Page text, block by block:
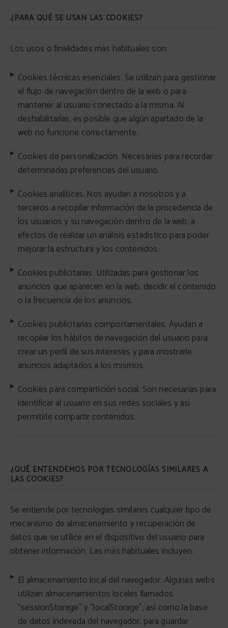
¿PARA QUÉ SE USAN LAS COOKIES?
Los usos o finalidades más habituales son:
Cookies técnicas esenciales. Se utilizan para gestionar
el flujo de navegación dentro de la web o para
mantener al usuario conectado a la misma. Al
deshabilitarlas, es posible que algún apartado de la
web no funcione correctamente.
Cookies de personalización. Necesarias para recordar
determinadas preferencias del usuario.
Cookies analíticas. Nos ayudan a nosotros y a
terceros a recopilar información de la procedencia de
los usuarios y su navegación dentro de la web, a
efectos de realizar un análisis estadístico para poder
mejorar la estructura y los contenidos.
Cookies publicitarias. Utilizadas para gestionar los
anuncios que aparecen en la web, decidir el contenido
o la frecuencia de los anuncios.
Cookies publicitarias comportamentales. Ayudan a
recopilar los hábitos de navegación del usuario para
crear un perfil de sus intereses y para mostrarle
anuncios adaptados a los mismos.
Cookies para compartición social. Son necesarias para
identificar al usuario en sus redes sociales y así
permitirle compartir contenidos.
¿QUÉ ENTENDEMOS POR TECNOLOGÍAS SIMILARES A
LAS COOKIES?
Se entiende por tecnologías similares cualquier tipo de
mecanismo de almacenamiento y recuperación de
datos que se utilice en el dispositivo del usuario para
obtener información. Las más habituales incluyen:
El almacenamiento local del navegador. Algunas webs
utilizan almacenamientos locales llamados
“sessionStorage” y “localStorage”, así como la base
de datos indexada del navegador, para guardar